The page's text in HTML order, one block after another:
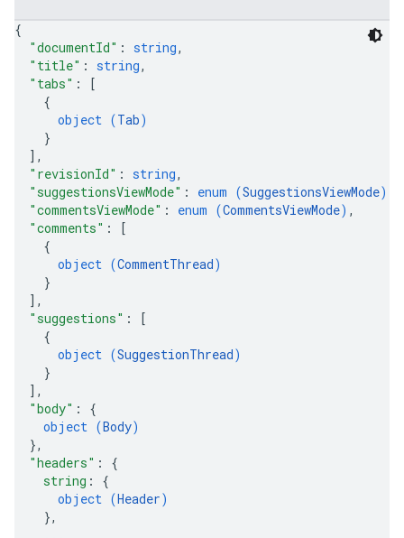
{
"documentId" : string,
"title" : string,
"tabs" :
[
{
object (Tab)
}
] ,
"revisionId" : string,
"suggestionsViewMode" : enum (SuggestionsViewMode)
"commentsViewMode" : enum (CommentsViewMode) ,
"comments" :
[
{
object (CommentThread)
}
] ,
"suggestions" :
[
{
object (SuggestionThread)
}
] ,
"body" : {
object (Body)
},
"headers" : {
string : {
object (Header)
},